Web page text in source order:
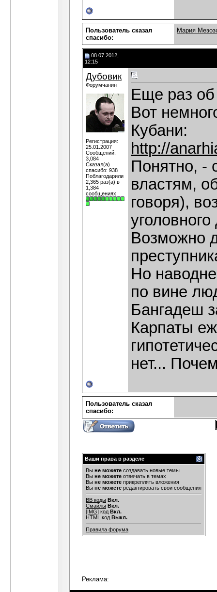
Пользователь сказал
cпасибо:
Мария
08.07.2012,
12:15
Дубовик
Форумчанин
Регистрация:
25.01.2007
Сообщений:
3,084
Сказал(а)
спасибо: 938
Поблагодарили
2,365 раз(а) в
1,384
сообщениях
Еще раз
Вот
Кубани:
http://
Понятно, -
властям,
говоря),
Возможно
Но
по вине
Бангадеш
Карпаты
нет...
Пользователь сказал
cпасибо:
Ваши права в разделе
Вы не можете создавать новые темы
Вы не можете отвечать в темах
Вы не можете прикреплять вложения
Вы не можете редактировать свои сообщения
BB коды Вкл.
Смайлы Вкл.
[IMG] код Вкл.
HTML код Выкл.
Правила форума
Реклама: